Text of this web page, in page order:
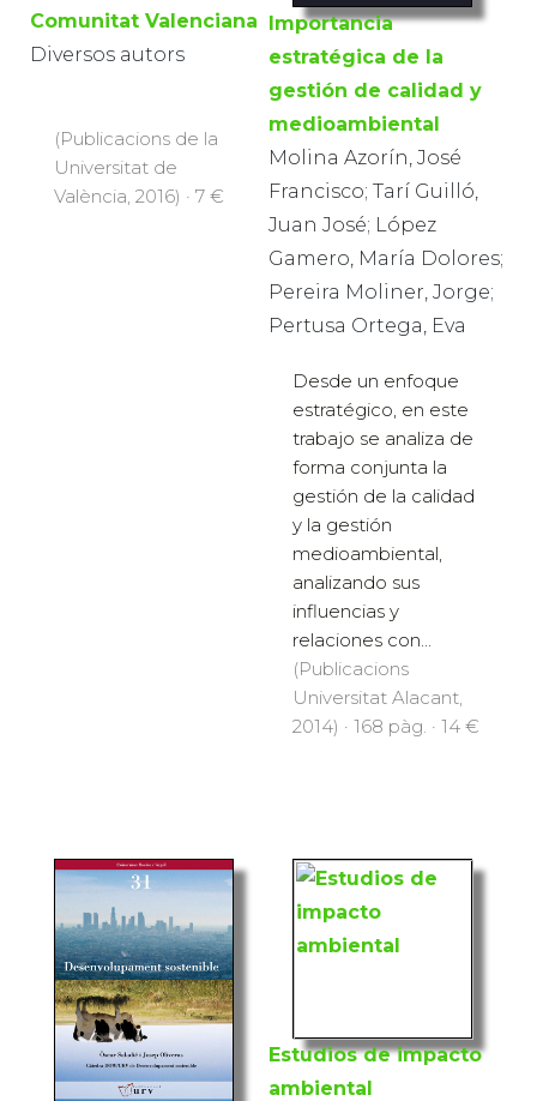
Comunitat Valenciana
Diversos autors
(Publicacions de la
Universitat de
València, 2016) · 7 €
Importancia
estratégica de la
gestión de calidad y
medioambiental
Molina Azorín, José
Francisco; Tarí Guilló,
Juan José; López
Gamero, María Dolores;
Pereira Moliner, Jorge;
Pertusa Ortega, Eva
Desde un enfoque
estratégico, en este
trabajo se analiza de
forma conjunta la
gestión de la calidad
y la gestión
medioambiental,
analizando sus
influencias y
relaciones con...
(Publicacions
Universitat Alacant,
2014) · 168 pàg. · 14 €
Estudios de impacto
ambiental